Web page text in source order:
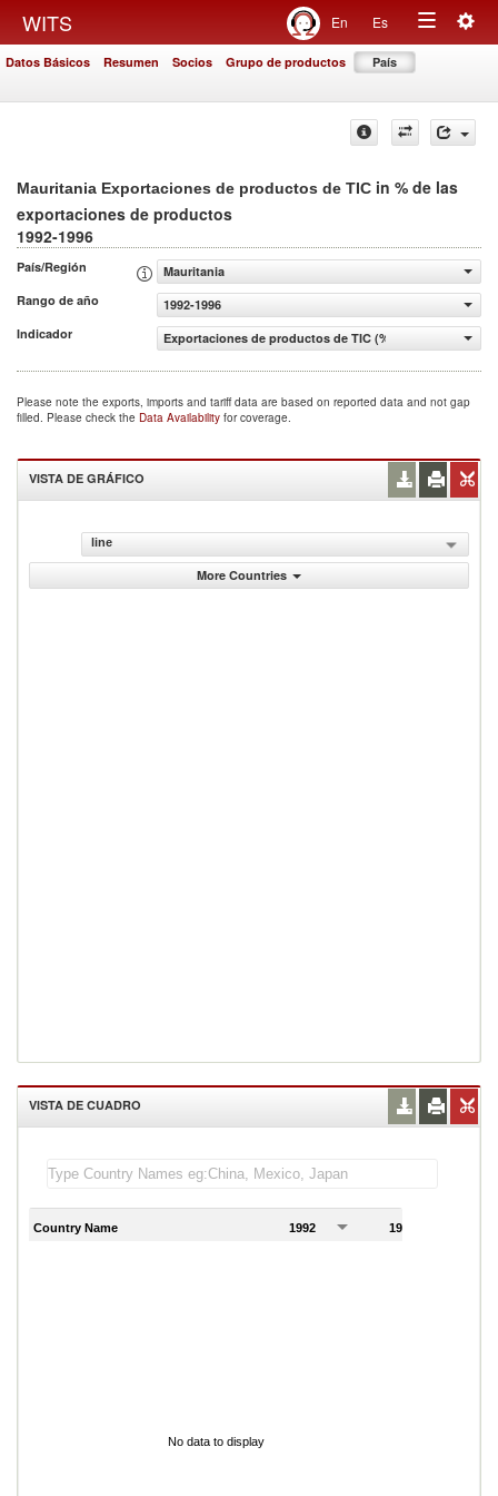
WITS En Es
Toggle
Datos Básicos Resumen Socios Grupo de productos País
Mauritania Exportaciones de productos de TIC in % de las
exportaciones de productos
1992-1996
País/Región
Mauritania
Rango de año
1992-1996
Indicador
Exportaciones de productos de TIC (% de las
Please note the exports, imports and tariff data are based on reported data and not gap
filled. Please check the Data Availability for coverage.
VISTA DE GRÁFICO
line
More Countries
VISTA DE CUADRO
Country Name 1992 1993
No data to display